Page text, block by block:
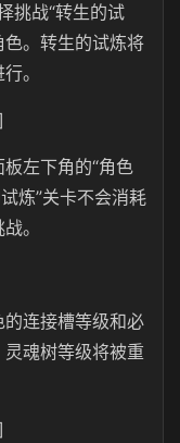
挑战“转生的试
色。转生的试炼将
。
左下角的“角色
炼”关卡不会消耗
。
连接槽等级和必
魂树等级将被重